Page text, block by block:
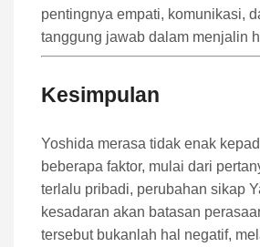
pentingnya empati, komunikasi,
tanggung jawab dalam menjalin
Kesimpulan
Yoshida merasa tidak enak
beberapa faktor, mulai dari
terlalu pribadi, perubahan sikap
kesadaran akan batasan
tersebut bukanlah hal negatif,